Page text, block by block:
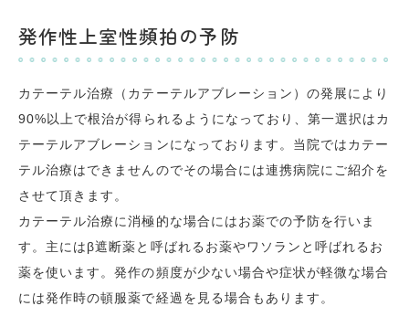
発作性上室性頻拍の予防
カテーテル治療（カテーテルアブレーション）の発展により
90%以上で根治が得られるようになっており、第一選択はカ
テーテルアブレーションになっております。当院ではカテー
テル治療はできませんのでその場合には連携病院にご紹介を
させて頂きます。
カテーテル治療に消極的な場合にはお薬での予防を行いま
す。主にはβ遮断薬と呼ばれるお薬やワソランと呼ばれるお
薬を使います。発作の頻度が少ない場合や症状が軽微な場合
には発作時の頓服薬で経過を見る場合もあります。